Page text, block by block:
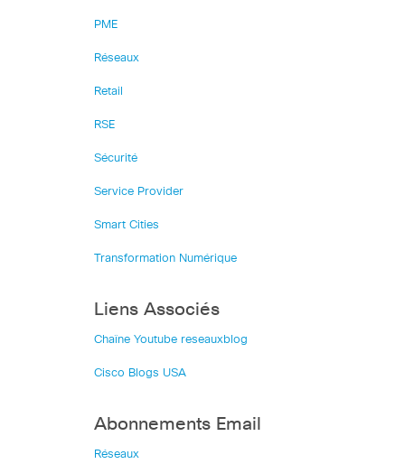
PME
Réseaux
Retail
RSE
Sécurité
Service Provider
Smart Cities
Transformation Numérique
Liens Associés
Chaîne Youtube reseauxblog
Cisco Blogs USA
Abonnements Email
Réseaux